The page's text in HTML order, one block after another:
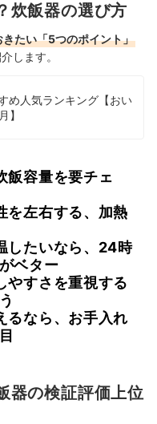
炊飯器の選び方
たい「5つのポイント」
します。
め人気ランキング【おい
】
容量を要チェ
左右する、加熱
たいなら、24時
ベター
すさを重視する
なら、お手入れ
器の検証評価上位